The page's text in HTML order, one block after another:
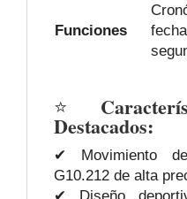
Funciones
⭐
Destacados:
✔ Movimiento
G10.212 de alta